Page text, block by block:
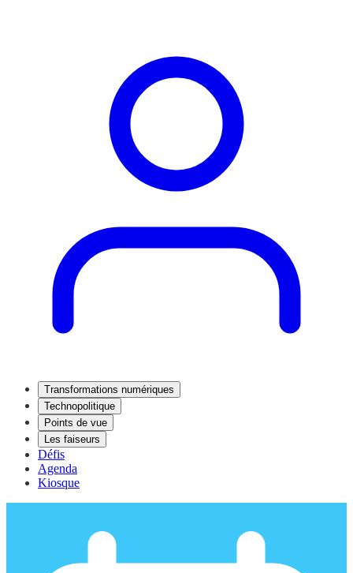
Transformations numériques
Technopolitique
Points de vue
Les faiseurs
Défis
Agenda
Kiosque